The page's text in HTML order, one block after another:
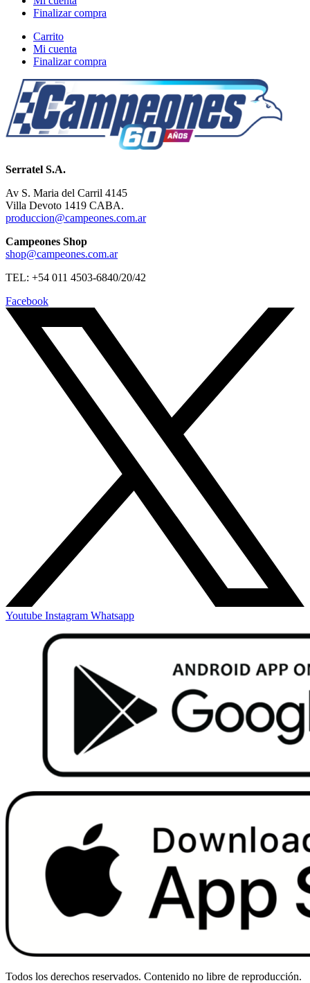
Finalizar compra
Carrito
Mi cuenta
Finalizar compra
Serratel S.A.
Av S. Maria del Carril 4145
Villa Devoto 1419 CABA.
produccion@campeones.com.ar
Campeones Shop
shop@campeones.com.ar
TEL: +54 011 4503-6840/20/42
Facebook
Youtube Instagram Whatsapp
Todos los derechos reservados. Contenido no libre de reproducción.